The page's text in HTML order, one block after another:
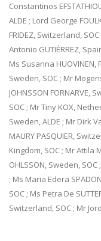
Constantinos
ALDE ; Lord George
FRIDEZ, Switzerland,
Antonio GUTIÉRREZ,
Ms Susanna HUOVINEN,
Sweden, SOC ; Mr
JOHNSSON FORNARVE,
SOC ; Mr Tiny KOX,
Sweden, ALDE ; Mr Dirk
MAURY PASQUIER,
Kingdom, SOC ; Mr Attila
OHLSSON, Sweden,
; Ms Maria Edera
SOC ; Ms Petra De
Switzerland, SOC ; Mr